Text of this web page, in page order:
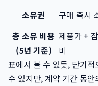
소유권
구매 즉시
총 소유 비용
(5년 기준)
제품가 +
비
표에서 볼 수 있듯, 단기
수 있지만, 계약 기간 동